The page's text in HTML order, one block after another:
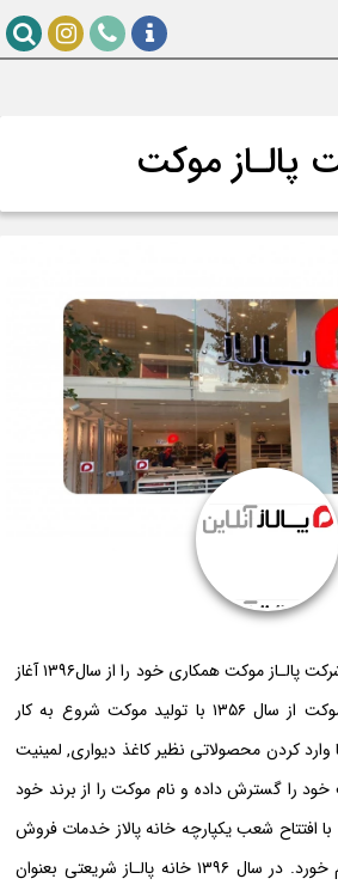
پالـاز موکت
شرکت دنیای تجارت زیبا و شرکت پالـاز موکت همکاری خود را از سال۱۳۹۶ آغاز
نموده است. شرکت پالـاز موکت از سال ۱۳۵۶ با تولید موکت شروع به کار
سپس در سال ۱۳۹۳ با وارد کردن محصولاتی نظیر کاغذ دیواری‚ لمینیت
خود را گسترش داده و نام موکت را از برند خود
افتتاح شعب یکپارچه خانه پالاز خدمات فروش
هم برای این محصولات رقم خورد. در سال ۱۳۹۶ خانه پالـاز شریعتی بعنوان